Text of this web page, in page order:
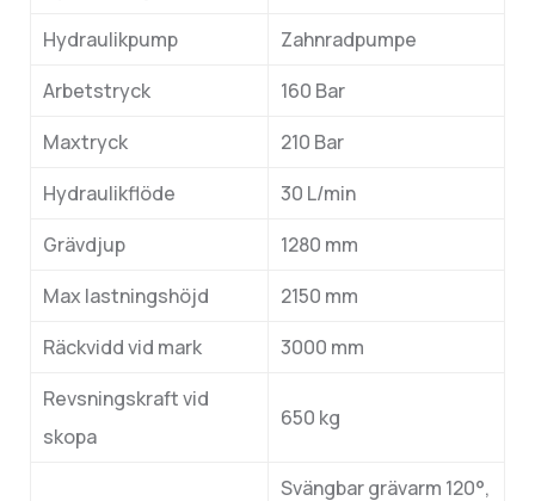
Hydraulikpump
Zahnradpumpe
Arbetstryck
160 Bar
Maxtryck
210 Bar
Hydraulikflöde
30 L/min
Grävdjup
1280 mm
Max lastningshöjd
2150 mm
Räckvidd vid mark
3000 mm
Revsningskraft vid
skopa
650 kg
Svängbar grävarm 120°,